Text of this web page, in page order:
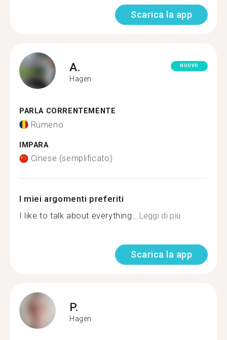
Scarica la app
A.
Hagen
NUOVO
PARLA CORRENTEMENTE
Rumeno
IMPARA
Cinese (semplificato)
I miei argomenti preferiti
I like to talk about everything...Leggi di più
Scarica la app
P.
Hagen